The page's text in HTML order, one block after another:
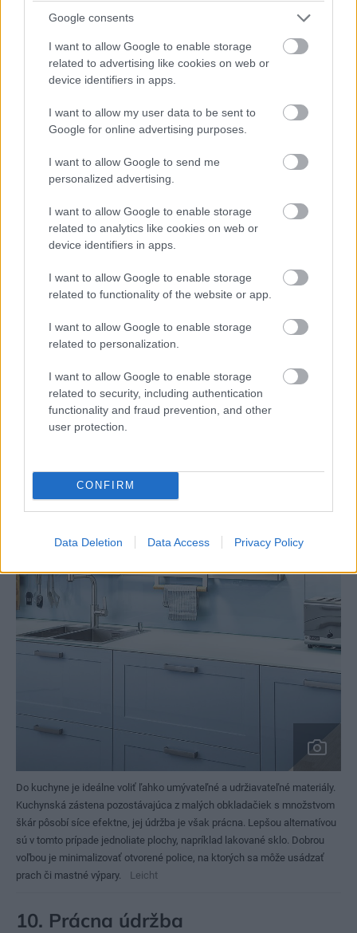
Google consents
I want to allow Google to enable storage
related to advertising like cookies on web or
device identifiers in apps.
I want to allow my user data to be sent to
Google for online advertising purposes.
I want to allow Google to send me
personalized advertising.
I want to allow Google to enable storage
related to analytics like cookies on web or
device identifiers in apps.
I want to allow Google to enable storage
related to functionality of the website or app.
I want to allow Google to enable storage
related to personalization.
I want to allow Google to enable storage
related to security, including authentication
functionality and fraud prevention, and other
user protection.
CONFIRM
Data Deletion Data Access Privacy Policy
9. Kuchynský ostrov v malom
priestore
Obľúbeným trendom súčasnosti je kuchynský ostrov,
prípadne polostrov, ktorý je logickou odpoveďou na
otvorené dispozície. Ak je denná časť dostatočne veľká,
predstavuje ostrov ideálny prvok ako oddeliť kuchynskú
zónu od jedálenskej – je praktický a pôsobí efektne.
umiestniť ostrov aj do menšieho priestoru, vďaka čomu
prichádza o cenné centimetre. Mnohí investori často
posuvnými priečkami, v praxi však nakoniec túto
Do kuchyne je ideálne voliť ľahko umývateľné a udržiavateľné materiály.
Kuchynská zástena pozostávajúca z malých obkladačiek s množstvom
škár pôsobí síce efektne, jej údržba je však prácna. Lepšou alternatívou
sú v tomto prípade jednoliate plochy, napríklad lakované sklo. Dobrou
voľbou je minimalizovať otvorené police, na ktorých sa môže usádzať
prach či mastné výpary.
Leicht
10. Prácna údržba